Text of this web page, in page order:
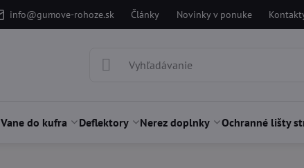
info@gumove-rohoze.sk Články Novinky v ponuke
Vane do kufra Deflektory Nerez doplnky Ochranné lišty